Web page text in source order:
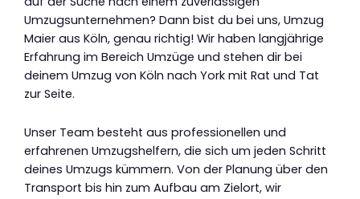
Umzugsunternehmen? Dann bist du bei uns, Umzug
Maier aus Köln, genau richtig! Wir haben langjährige
Erfahrung im Bereich Umzüge und stehen dir bei
deinem Umzug von Köln nach York mit Rat und Tat
zur Seite.
Unser Team besteht aus professionellen und
erfahrenen Umzugshelfern, die sich um jeden Schritt
deines Umzugs kümmern. Von der Planung über den
Transport bis hin zum Aufbau am Zielort, wir